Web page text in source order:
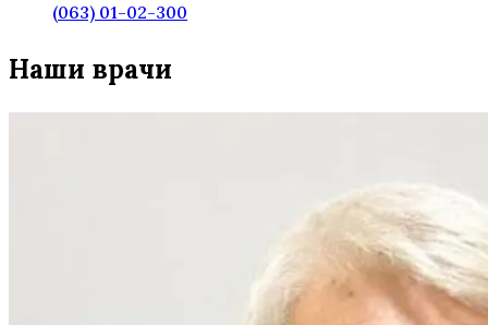
(063) 01-02-300
Наши врачи